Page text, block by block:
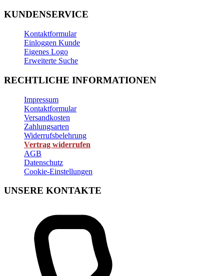
KUNDENSERVICE
Kontaktformular
Einloggen Kunde
Eigenes Logo
Erweiterte Suche
RECHTLICHE INFORMATIONEN
Impressum
Kontaktformular
Versandkosten
Zahlungsarten
Widerrufsbelehrung
Vertrag widerrufen
AGB
Datenschutz
Cookie-Einstellungen
UNSERE KONTAKTE